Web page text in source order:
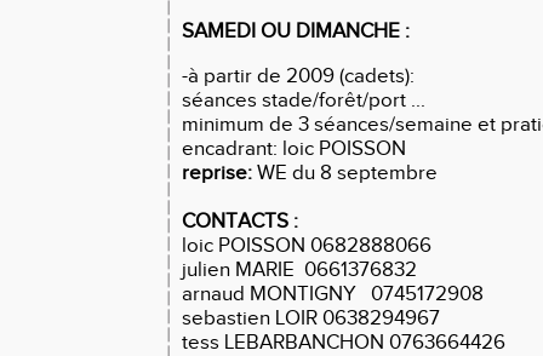
SAMEDI OU DIMANCHE :
-à partir de 2009 (cadets):
séances stade/forêt/port ...
minimum de 3 séances/semaine et
encadrant: loic POISSON
reprise: WE du 8 septembre
CONTACTS :
loic POISSON 0682888066
julien MARIE 0661376832
arnaud MONTIGNY 0745172908
sebastien LOIR 0638294967
tess LEBARBANCHON 0763664426